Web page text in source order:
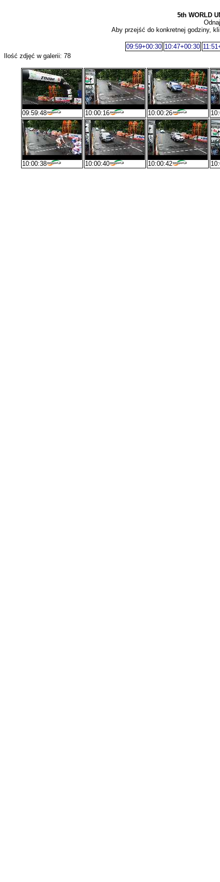
5th WORLD
Aby przejść do konkretnej godziny,
09:59+00:30 10:47+00:30
Ilość zdjęć w galerii: 78
09:59:48 10:00:16 10:00:26
10:00:38 10:00:40 10:00:42